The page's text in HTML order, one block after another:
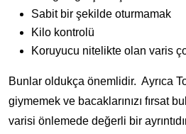
Sabit bir şekilde oturmamak
Kilo kontrolü
Koruyucu nitelikte olan varis
Bunlar oldukça önemlidir. Ayrıca
giymemek ve bacaklarınızı fırsat
varisi önlemede değerli bir